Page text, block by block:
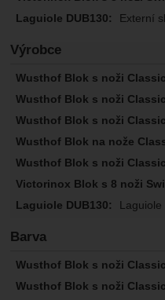
Externí
Výrobce
Laguiole
Barva